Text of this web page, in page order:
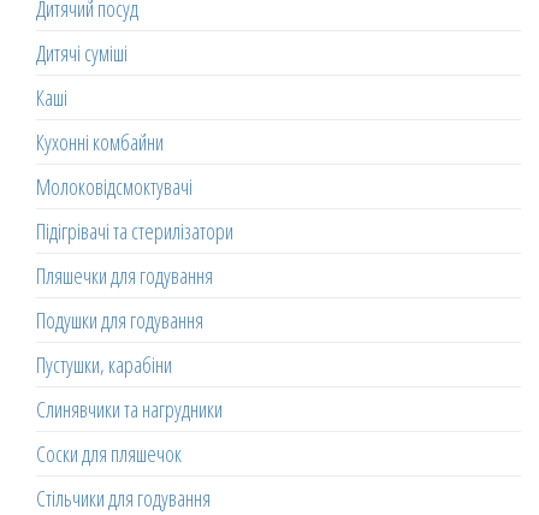
Дитячий посуд
Дитячі суміші
Каші
Кухонні комбайни
Молоковідсмоктувачі
Підігрівачі та стерилізатори
Пляшечки для годування
Подушки для годування
Пустушки, карабіни
Слинявчики та нагрудники
Соски для пляшечок
Стільчики для годування